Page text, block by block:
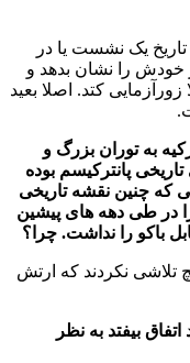
یک نشست یا در
را نشان بدهد و
کتد. اصلا بعید
به توران بزرگ و
پانترکیسم بوده
که چنین نقشه تاریخی
در طی دهه های پیشین
باکو را نداشت. چرا؟
آمدند هیچ تلاشی نکردند که ارتش
بیفتد به نظر